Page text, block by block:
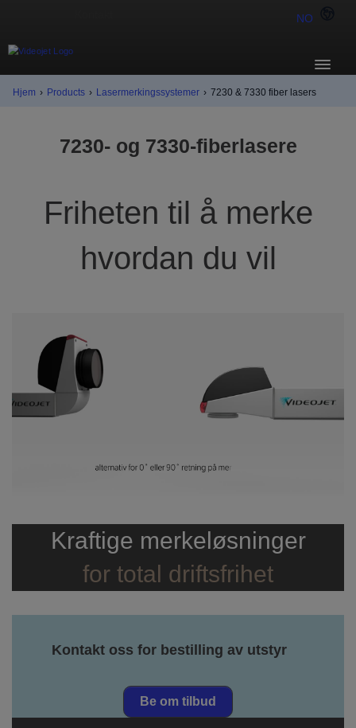
NO
Hjem › Products › Lasermerkingssystemer › 7230 & 7330 fiber lasers
7230- og 7330-fiberlasere
Friheten til å merke
hvordan du vil
Kraftige merkeløsninger
for total driftsfrihet
Kontakt oss for bestilling av utstyr
Be om tilbud